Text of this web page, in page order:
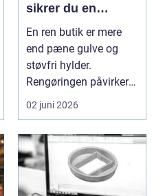
sikrer du en
indbydende butik
hver dag
En ren butik er mere
end pæne gulve og
støvfri hylder.
Rengøringen påvirker
kundernes
førstehåndsind...
02 juni 2026